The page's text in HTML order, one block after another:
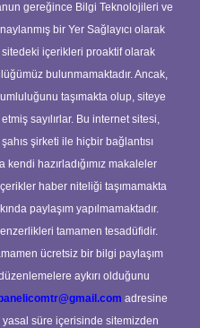
gereğince Bilgi Teknolojileri ve
bir Yer Sağlayıcı olarak
içerikleri proaktif olarak
bulunmamaktadır. Ancak,
taşımakta olup, siteye
sayılırlar. Bu internet sitesi,
şirketi ile hiçbir bağlantısı
kendi hazırladığımız makaleler
haber niteliği taşımamakta
paylaşım yapılmamaktadır.
tamamen tesadüfidir.
ücretsiz bir bilgi paylaşım
aykırı olduğunu
adresine
süre içerisinde sitemizden